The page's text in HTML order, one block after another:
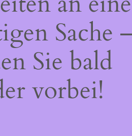
Sache
Sie bald
vorbei!